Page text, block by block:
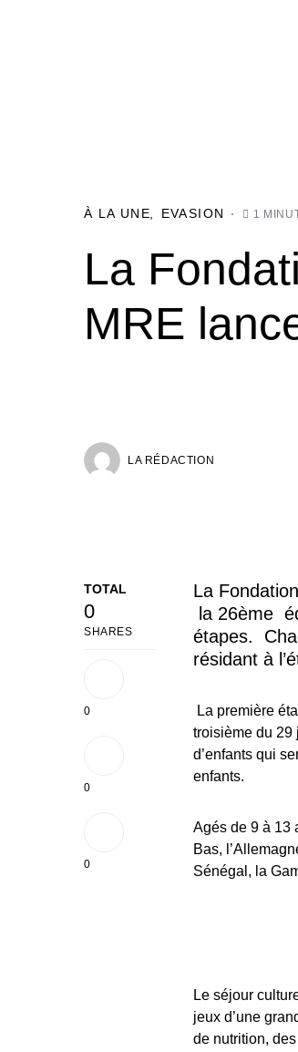
À LA UNE EVASION 1
La
MRE
LA RÉDACTION
TOTAL
0
SHARES
0
0
0
La
la 26ème
étapes.
résidant à
La première
troisième du 29
d’enfants qui
enfants.
Agés de 9 à 13
Bas,
Sénégal, la
Le séjour
jeux d’une
de nutrition,